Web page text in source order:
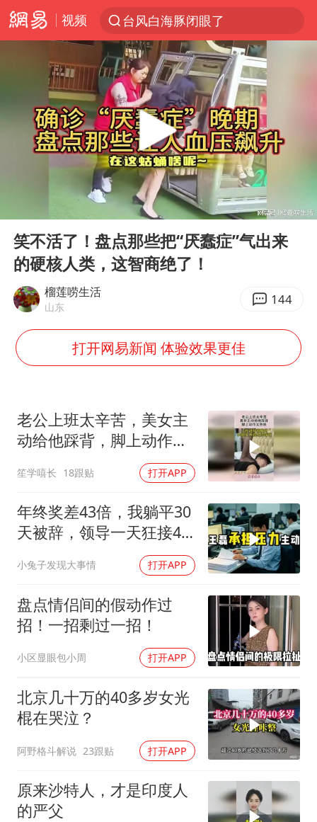
视频
台风白海豚闭眼了
香港宏福苑火灾或由烟头引起
浙江台州《告全体市民书》
四川宜宾3.4级地震
陕西柞水泥石流已致2死 仍有1人失联
多所高校取消艺考
22岁女生独闯南太行失联12天
张本智和：零封向鹏不意外
今年第二强台风将带来多大影响
“准2万亿”之城点名支持三所大学
习近平心系体育强国建设
Play
03:34
笑不活了！盘点那些把“厌蠢症”气出来
的硬核人类，这智商绝了！
榴莲唠生活
山东 144
打开网易新闻 体验效果更佳
老公上班太辛苦，美女主
动给他踩背，脚上动作太
笙学嘻长 18跟贴 打开APP
年终奖差43倍，我躺平30
天被辞，领导一天狂接47
小兔子发现大事情 打开APP
盘点情侣间的假动作过
招！一招剩过一招！
小区显眼包小周 打开APP
北京几十万的40多岁女光
棍在哭泣？
阿野格斗解说 23跟贴 打开APP
原来沙特人，才是印度人
的严父